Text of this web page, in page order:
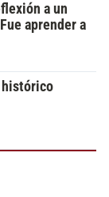
a un
aprender a
histórico